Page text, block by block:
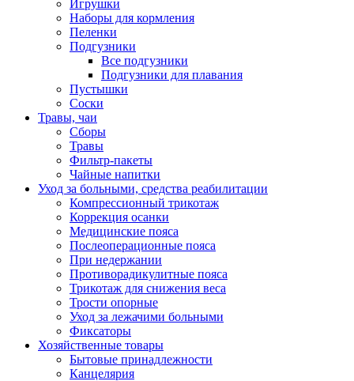
Игрушки
Наборы для кормления
Пеленки
Подгузники
Все подгузники
Подгузники для плавания
Пустышки
Соски
Травы, чаи
Сборы
Травы
Фильтр-пакеты
Чайные напитки
Уход за больными, средства реабилитации
Компрессионный трикотаж
Коррекция осанки
Медицинские пояса
Послеоперационные пояса
При недержании
Противорадикулитные пояса
Трикотаж для снижения веса
Трости опорные
Уход за лежачими больными
Фиксаторы
Хозяйственные товары
Бытовые принадлежности
Канцелярия